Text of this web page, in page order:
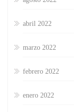
abril 2022
marzo 2022
febrero 2022
enero 2022